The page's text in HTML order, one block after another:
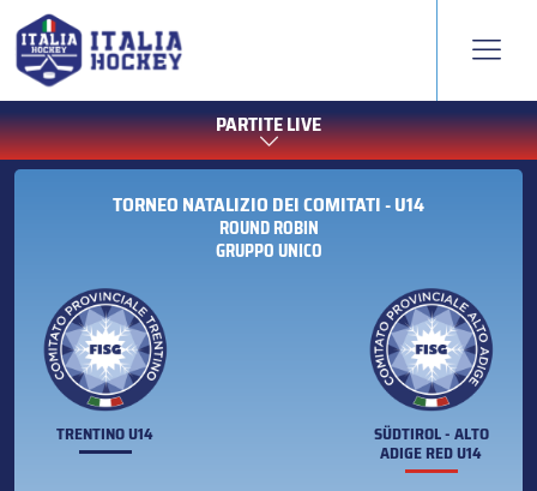
PARTITE LIVE
TORNEO NATALIZIO DEI COMITATI - U14
ROUND ROBIN
GRUPPO UNICO
TRENTINO U14 SÜDTIROL - ALTO
ADIGE RED U14